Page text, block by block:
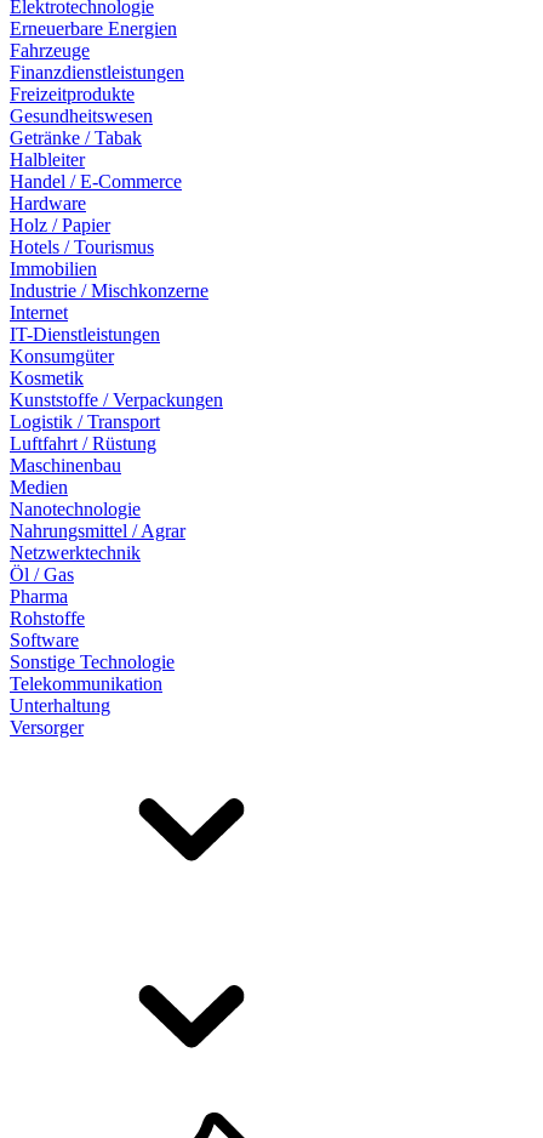
Elektrotechnologie
Erneuerbare Energien
Fahrzeuge
Finanzdienstleistungen
Freizeitprodukte
Gesundheitswesen
Getränke / Tabak
Halbleiter
Handel / E-Commerce
Hardware
Holz / Papier
Hotels / Tourismus
Immobilien
Industrie / Mischkonzerne
Internet
IT-Dienstleistungen
Konsumgüter
Kosmetik
Kunststoffe / Verpackungen
Logistik / Transport
Luftfahrt / Rüstung
Maschinenbau
Medien
Nanotechnologie
Nahrungsmittel / Agrar
Netzwerktechnik
Öl / Gas
Pharma
Rohstoffe
Software
Sonstige Technologie
Telekommunikation
Unterhaltung
Versorger